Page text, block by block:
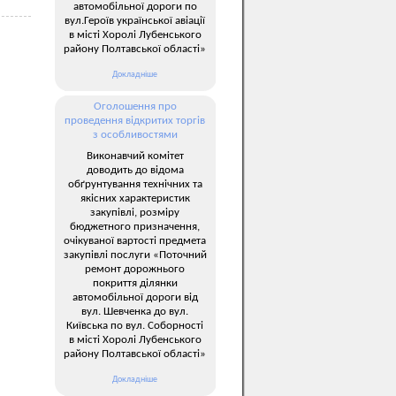
автомобільної дороги по
вул.Героїв української авіації
в місті Хоролі Лубенського
району Полтавської області»
Докладніше
Оголошення про
проведення відкритих торгів
з особливостями
Виконавчий комітет
доводить до відома
обґрунтування технічних та
якісних характеристик
закупівлі, розміру
бюджетного призначення,
очікуваної вартості предмета
закупівлі послуги «Поточний
ремонт дорожнього
покриття ділянки
автомобільної дороги від
вул. Шевченка до вул.
Київська по вул. Соборності
в місті Хоролі Лубенського
району Полтавської області»
Докладніше